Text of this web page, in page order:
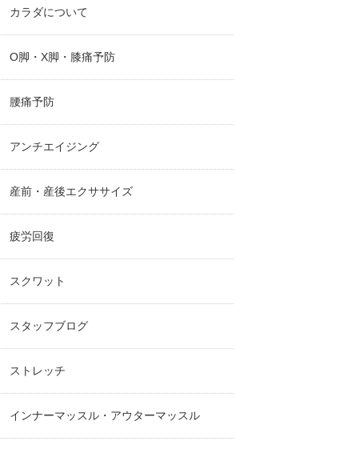
カラダについて
O脚・X脚・膝痛予防
腰痛予防
アンチエイジング
産前・産後エクササイズ
疲労回復
スクワット
スタッフブログ
ストレッチ
インナーマッスル・アウターマッスル